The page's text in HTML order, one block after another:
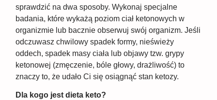
sprawdzić na dwa sposoby. Wykonaj specjalne
badania, które wykażą poziom ciał ketonowych w
organizmie lub bacznie obserwuj swój organizm. Jeśli
odczuwasz chwilowy spadek formy, nieświeży
oddech, spadek masy ciała lub objawy tzw. grypy
ketonowej (zmęczenie, bóle głowy, drażliwość) to
znaczy to, że udało Ci się osiągnąć stan ketozy.
Dla kogo jest dieta keto?